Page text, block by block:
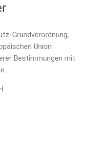
Grundverordnung,
Union
Bestimmungen mit